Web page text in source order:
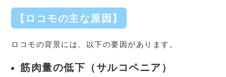
【 ロコモの主な原因】
ロコモの背景には、以下の要因があります。
筋肉量の低下（サルコペニア）